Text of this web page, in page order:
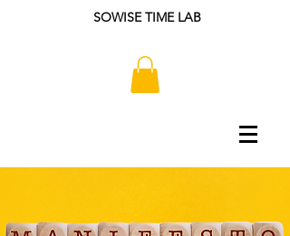
SOWISE TIME LAB